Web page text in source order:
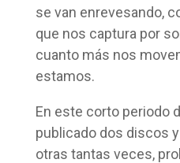
se van enrevesando,
que nos captura por
cuanto más nos
estamos.
En este corto periodo
publicado dos discos
otras tantas veces,